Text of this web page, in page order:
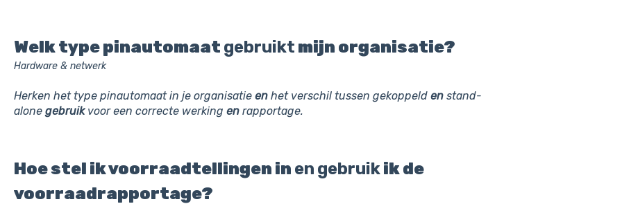
Welk type pinautomaat gebruikt mijn organisatie?
Hardware & netwerk
Herken het type pinautomaat in je organisatie enhet verschil tussen gekoppeld enstand-
alone gebruikvoor een correcte werking enrapportage.
Hoe stel ik voorraadtellingen in en gebruikik de
voorraadrapportage?